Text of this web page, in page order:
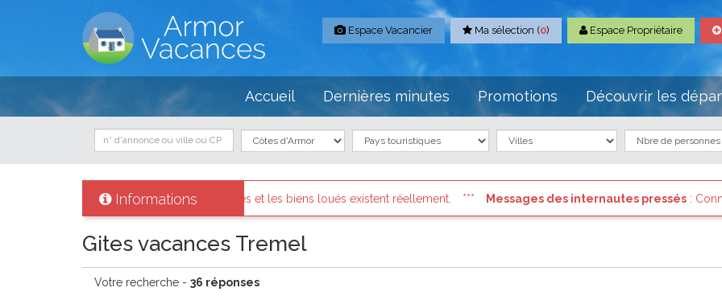
Espace Vacancier Ma sélection (0) Espace Propriétaire
Accueil Dernières minutes Promotions Découvrir les
Informations
identifiés et les biens loués existent réellement. Messages des internautes pressés : Connectez vous à votre compte et
Gites vacances Tremel
Votre recherche - 36 réponses